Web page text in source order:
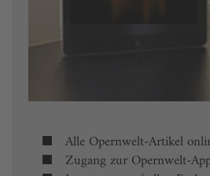
Alle Opernwelt-Artikel
Zugang zur Opernwelt-